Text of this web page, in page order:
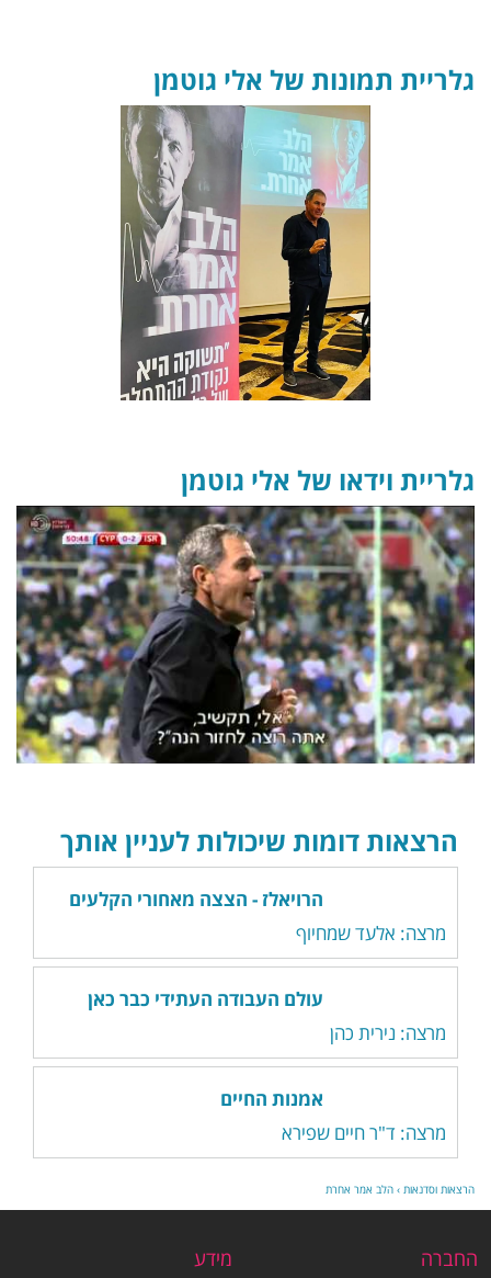
גלריית תמונות של אלי גוטמן
גלריית וידאו של אלי גוטמן
הרצאות דומות שיכולות לעניין אותך
הרויאלז - הצצה מאחורי הקלעים
מרצה: אלעד שמחיוף
עולם העבודה העתידי כבר כאן
מרצה: נירית כהן
אמנות החיים
מרצה: ד"ר חיים שפירא
הרצאות וסדנאות › הלב אמר אחרת
החברה מידע